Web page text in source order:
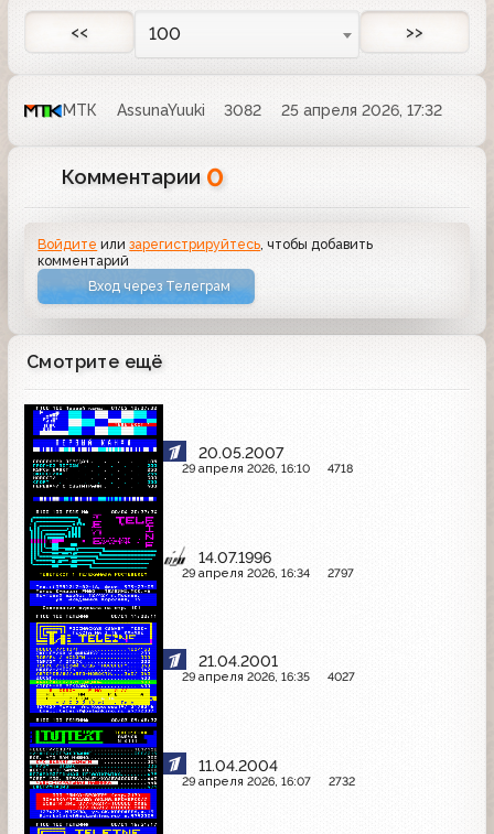
<< 100 >>
МТК AssunaYuuki 3082 25 апреля 2026, 17:32
Комментарии 0
Войдите илизарегистрируйтесь, чтобы добавить
комментарий
Вход через Телеграм
Смотрите ещё
20.05.2007
29 апреля 2026, 16:10 4718
14.07.1996
29 апреля 2026, 16:34 2797
21.04.2001
29 апреля 2026, 16:35 4027
11.04.2004
29 апреля 2026, 16:07 2732